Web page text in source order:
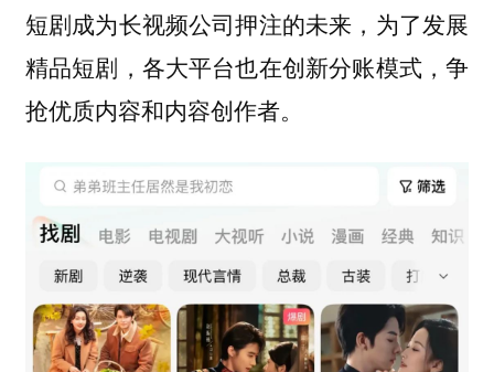
短剧成为长视频公司押注的未来，为了发展
精品短剧，各大平台也在创新分账模式，争
抢优质内容和内容创作者。